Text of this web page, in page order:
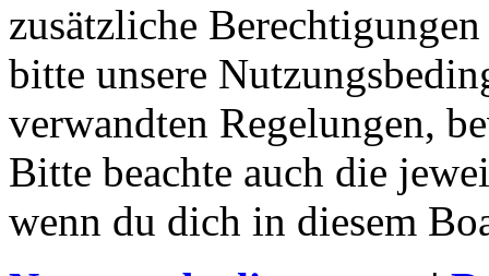
zusätzliche
bitte unsere
verwandten Regelungen,
Bitte beachte auch die
wenn du dich in diesem